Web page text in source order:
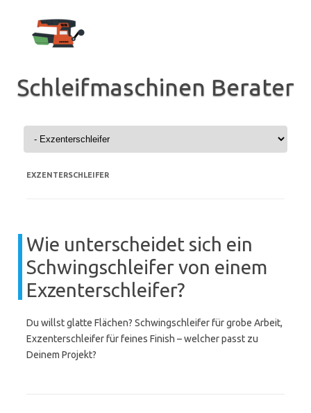
springen
Schleifmaschinen Berater
EXZENTERSCHLEIFER
Wie unterscheidet sich ein
Schwingschleifer von einem
Exzenterschleifer?
Du willst glatte Flächen? Schwingschleifer für grobe Arbeit,
Exzenterschleifer für feines Finish – welcher passt zu
Deinem Projekt?